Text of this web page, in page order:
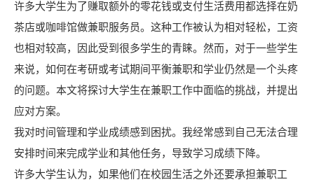
许多大学生为了赚取额外的零花钱或支付生活费用都选择在奶
茶店或咖啡馆做兼职服务员。这种工作被认为相对轻松，工资
也相对较高，因此受到很多学生的青睐。然而，对于一些学生
来说，如何在考研或考试期间平衡兼职和学业仍然是一个头疼
的问题。本文将探讨大学生在兼职工作中面临的挑战，并提出
应对方案。
我对时间管理和学业成绩感到困扰。我经常感到自己无法合理
安排时间来完成学业和其他任务，导致学习成绩下降。
许多大学生认为，如果他们在校园生活之外还要承担兼职工